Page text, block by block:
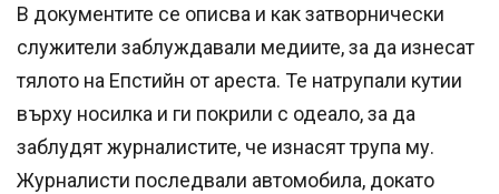
В документите се описва и как затворнически
служители заблуждавали медиите, за да изнесат
тялото на Епстийн от ареста. Те натрупали кутии
върху носилка и ги покрили с одеало, за да
заблудят журналистите, че изнасят трупа му.
Журналисти последвали автомобила, докато